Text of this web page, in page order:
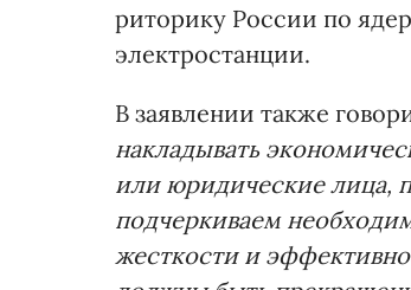
риторику России по
электростанции.
В заявлении также
накладывать
или юридические лица,
подчеркиваем
жесткости и